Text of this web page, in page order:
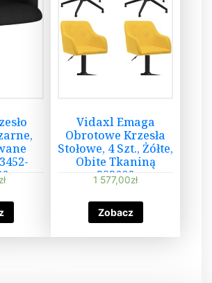
zł
Vidaxl Emaga
Obrotowe Krzesła
Stołowe, 4 Szt., Żółte,
Obite Tkaniną
353606
1 577,00zł
Zobacz